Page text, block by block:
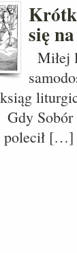
się
Miłej
Sobór
polecił […]